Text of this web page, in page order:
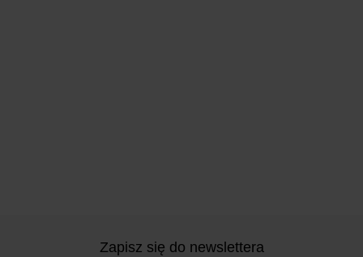
Zapisz się do newslettera